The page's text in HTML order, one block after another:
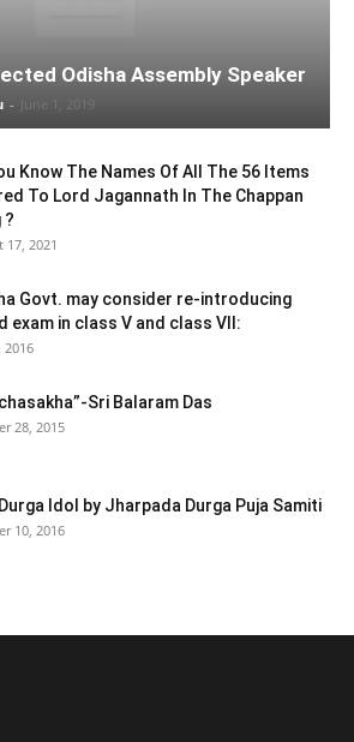
Odisha Assembly Speaker
- June 1, 2019
Know The Names Of All The 56 Items
To Lord Jagannath In The Chappan
?
17, 2021
Govt. may consider re-introducing
exam in class V and class VII:
2016
Sri Balaram Das
28, 2015
Idol by Jharpada Durga Puja Samiti
10, 2016